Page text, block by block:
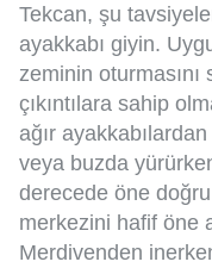
Tekcan, şu
ayakkabı giyin.
zeminin oturmasını
çıkıntılara sahip
ağır
veya buzda
derecede öne
merkezini hafif öne
Merdivenden